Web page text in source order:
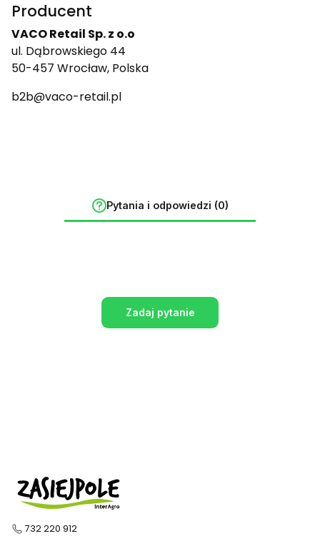
Producent
VACO Retail Sp. z o.o
ul. Dąbrowskiego 44
50-457 Wrocław, Polska
b2b@vaco-retail.pl
Pytania i odpowiedzi (0)
Zadaj pytanie
732 220 912